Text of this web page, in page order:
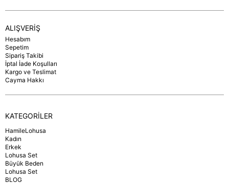
ALIŞVERİŞ
Hesabım
Sepetim
Sipariş Takibi
İptal İade Koşulları
Kargo ve Teslimat
Cayma Hakkı
KATEGORİLER
HamileLohusa
Kadın
Erkek
Lohusa Set
Büyük Beden
Lohusa Set
BLOG